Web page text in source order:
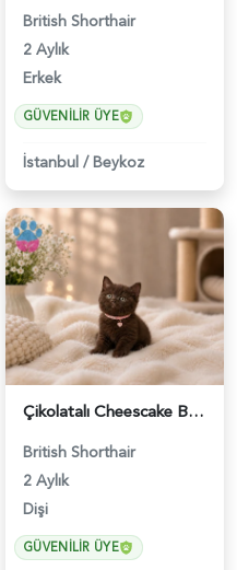
British Shorthair
2 Aylık
Erkek
GÜVENILIR ÜYE
İstanbul /Beykoz
Çikolatalı Cheescake British Shorthair Dişi Yavrumuz - 4902
British Shorthair
2 Aylık
Dişi
GÜVENILIR ÜYE